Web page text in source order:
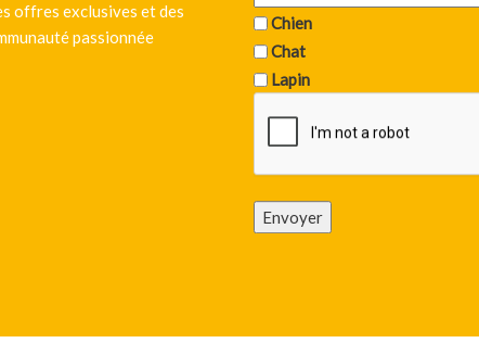
offres exclusives et des
passionnée
Chien
Chat
Lapin
Envoyer